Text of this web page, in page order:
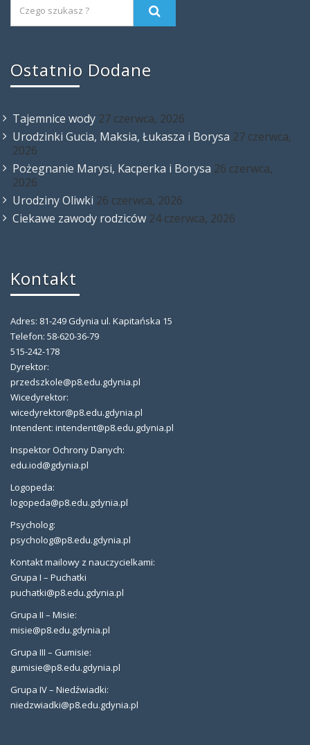
Ostatnio Dodane
Tajemnice wody 27 czerwca, 2026
Urodzinki Gucia, Maksia, Łukasza i Borysa 27 czerwca,
2026
Pożegnanie Marysi, Kacperka i Borysa 26 czerwca,
2026
Urodziny Oliwki 26 czerwca, 2026
Ciekawe zawody rodziców 24 czerwca, 2026
Kontakt
Adres: 81-249 Gdynia ul. Kapitańska 15
Telefon: 58-620-36-79
515-242-178
Dyrektor:
przedszkole@p8.edu.gdynia.pl
Wicedyrektor:
wicedyrektor@p8.edu.gdynia.pl
Intendent: intendent@p8.edu.gdynia.pl
Inspektor Ochrony Danych:
edu.iod@gdynia.pl
Logopeda:
logopeda@p8.edu.gdynia.pl
Psycholog:
psycholog@p8.edu.gdynia.pl
Kontakt mailowy z nauczycielkami:
Grupa I – Puchatki
puchatki@p8.edu.gdynia.pl
Grupa II – Misie:
misie@p8.edu.gdynia.pl
Grupa III – Gumisie:
gumisie@p8.edu.gdynia.pl
Grupa IV – Niedźwiadki:
niedzwiadki@p8.edu.gdynia.pl